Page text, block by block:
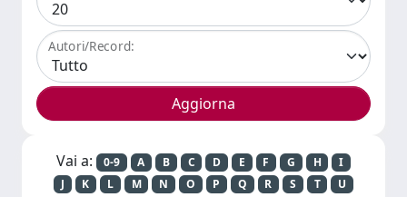
Autori/Record:
Vai a: 0-9 A B C D E F G H
I
J
K L M N O P Q R S T
U